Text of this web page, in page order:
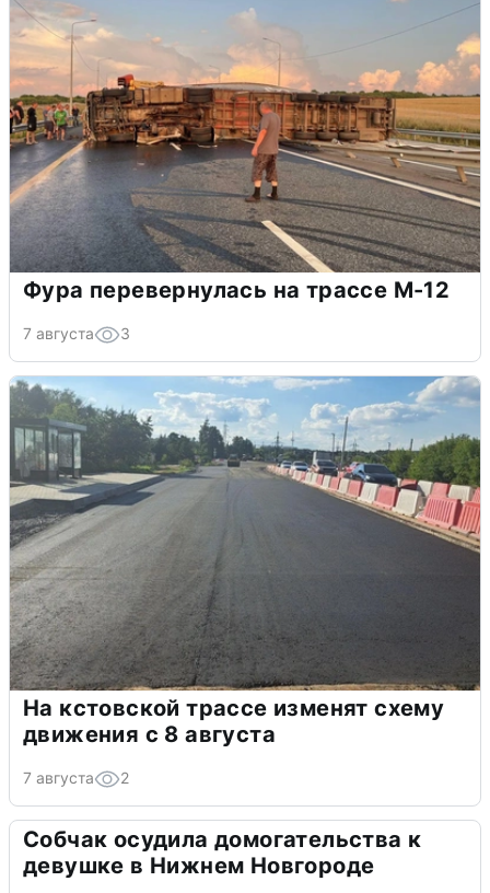
Фура перевернулась на трассе М-12
7 августа 3
На кстовской трассе изменят схему
движения с 8 августа
7 августа 2
Собчак осудила домогательства к
девушке в Нижнем Новгороде